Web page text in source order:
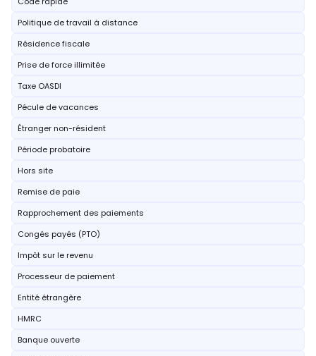
Politique de travail à distance
Résidence fiscale
Prise de force illimitée
Taxe OASDI
Pécule de vacances
Étranger non-résident
Période probatoire
Hors site
Remise de paie
Rapprochement des paiements
Congés payés (PTO)
Impôt sur le revenu
Processeur de paiement
Entité étrangère
HMRC
Banque ouverte